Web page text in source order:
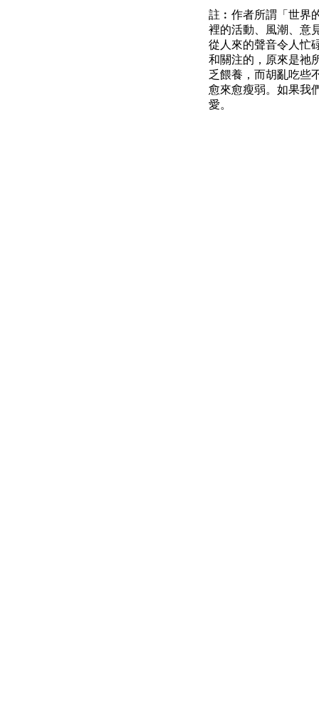
註︰作者所謂「世界
裡的活動、風潮、意
從人來的聲音令人忙
和關注的，原來是祂
乏餵養，而胡亂吃些
愈來愈瘦弱。如果我
愛。